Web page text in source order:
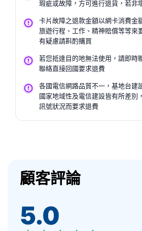
瑕疵或故障，方可進行退貨，若非
卡片故障之退款金額以網卡消費金
旅遊行程、工作、精神賠償等等來
有疑慮請斟酌購買
若您抵達目的地無法使用，請即時
聯絡直接回國要求退費
各國電信網路品質不一，基地台建
國家地域性及電信建設皆有所差別
訊號狀況而要求退費
顧客評論
5.0